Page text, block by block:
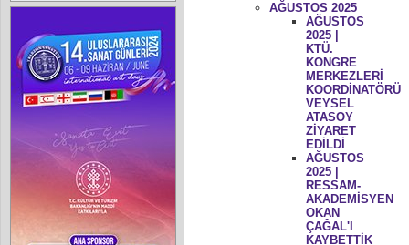
AĞUSTOS 2025
AĞUSTOS
2025 |
KTÜ.
KONGRE
MERKEZLERİ
KOORDİNATÖRÜ
VEYSEL
ATASOY
ZİYARET
EDİLDİ
AĞUSTOS
2025 |
RESSAM-
AKADEMİSYEN
OKAN
ÇAĞAL'I
KAYBETTİK